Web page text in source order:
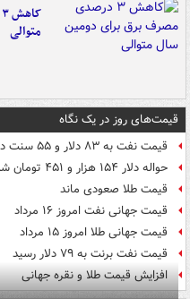
متوالی
قیمت‌های روز در یک نگاه
قیمت نفت به ۸۳ دلار و ۵۵ سنت در هر بشکه رسید
حواله دلار ۱۵۴ هزار و ۴۵۱ تومان شد
قیمت طلا صعودی ماند
قیمت جهانی نفت امروز ۱۶ مرداد
قیمت جهانی طلا امروز ۱۵ مرداد
قیمت نفت برنت به ۷۹ دلار رسید
افزایش قیمت طلا و نقره جهانی